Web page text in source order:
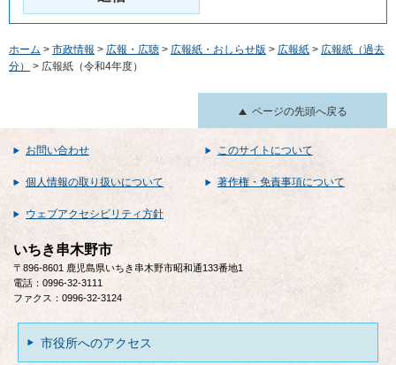
ホーム > 市政情報 > 広報・広聴 > 広報紙・おしらせ版 > 広報紙 > 広報紙（過去
分）
> 広報紙（令和4年度）
ページの先頭へ戻る
お問い合わせ このサイトについて
個人情報の取り扱いについて 著作権・免責事項について
ウェブアクセシビリティ方針
いちき串木野市
〒896-8601 鹿児島県いちき串木野市昭和通133番地1
電話：0996-32-3111
ファクス：0996-32-3124
市役所へのアクセス